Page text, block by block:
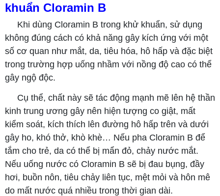
khuẩn Cloramin B
Khi dùng Cloramin B trong khử khuẩn, sử dụng
không đúng cách có khả năng gây kích ứng với một
số cơ quan như mắt, da, tiêu hóa, hô hấp và đặc biệt
trong trường hợp uống nhầm với nồng độ cao có thể
gây ngộ độc.
Cụ thể, chất này sẽ tác động mạnh mẽ lên hệ thần
kinh trung ương gây nên hiện tượng co giật, mất
kiểm soát, kích thích lên đường hô hấp trên và dưới
gây ho, khó thở, khò khè… Nếu pha Cloramin B để
tắm cho trẻ, da có thể bị mẩn đỏ, chảy nước mắt.
Nếu uống nước có Cloramin B sẽ bị đau bụng, đầy
hơi, buồn nôn, tiêu chảy liên tục, mệt mỏi và hôn mê
do mất nước quá nhiều trong thời gian dài.